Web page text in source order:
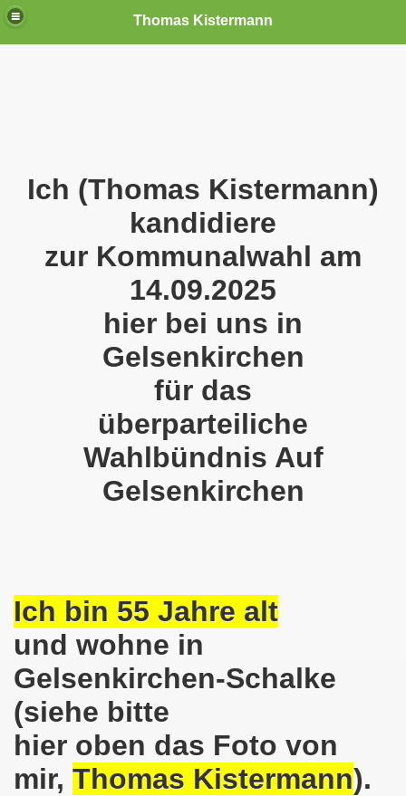
Thomas Kistermann
Ich (Thomas Kistermann)
kandidiere
zur Kommunalwahl am
14.09.2025
hier bei uns in
Gelsenkirchen
für das
überparteiliche
Wahlbündnis Auf
Gelsenkirchen
Ich bin 55 Jahre alt
und wohne in
Gelsenkirchen-Schalke
(siehe bitte
hier oben das Foto von
mir, Thomas Kistermann).
jeweils am 01.09.1991 (21 Jahre jung ) und am
Todzy hat acht Kinder - sehen darf die junge Mutter
Gelsenkirchen-Buer mit der Sachkundeprüfung nach §
Bewegung steht mit voller Solidarität hinter Thomas
solidarisch mit Thomas Kistermann
Bewegung steht solidarisch am 17.07.2017 hinter
Emmerich, stellvertretender Bürgermeister von
am 09.03.2026 verurteilt Nahostkrieg und
im neuen Jahr 2026 am 05.01.2026 mit dem
am 10.11.2025 auf der 793. Gelsenkirchener
zur Kommunalwahl am 14.09.2025 hier bei uns in
eine einzigartige Demonstration am 08.09.2025 hier bei
Gelsenkirchen am 08.09.2025 um 17.30 Uhr,